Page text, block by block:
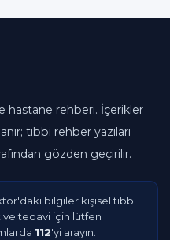
hastane rehberi. İçerikler
tıbbi rehber yazıları
gözden geçirilir.
bilgiler kişisel tıbbi
tedavi için lütfen
112'yi arayın.